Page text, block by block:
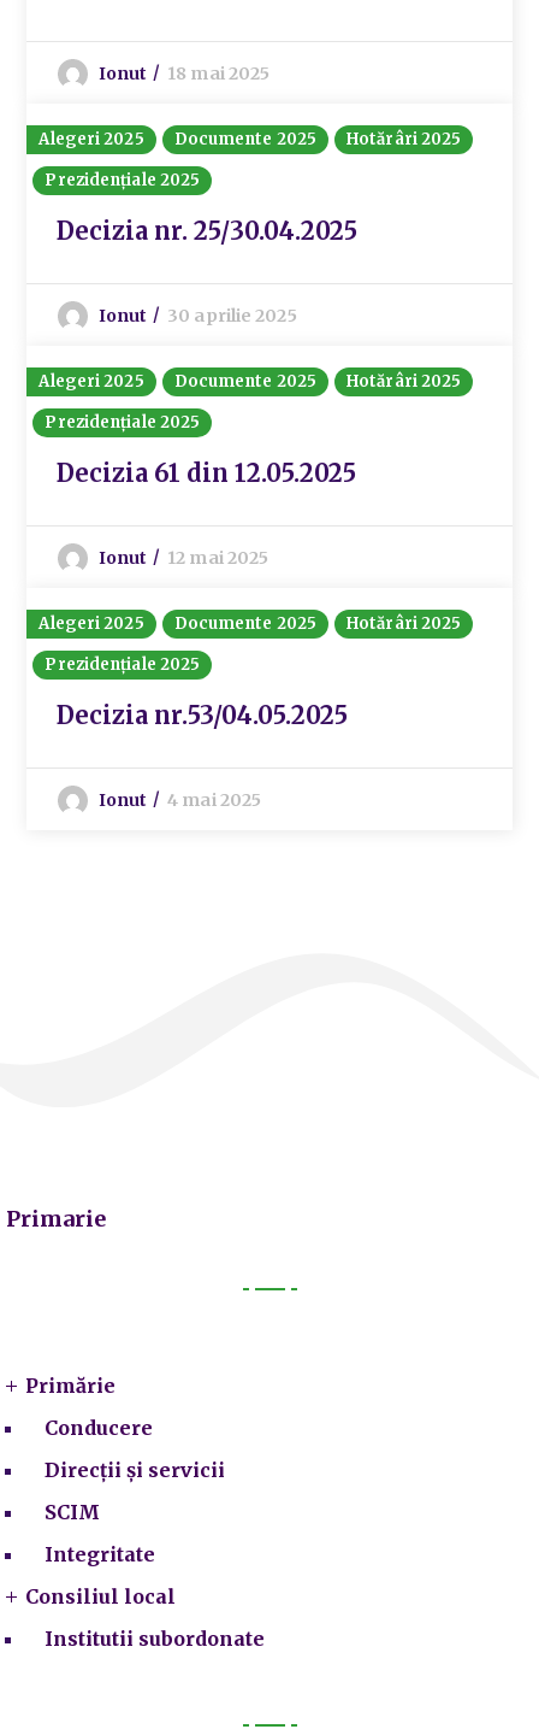
Ionut 18 mai 2025
Alegeri 2025 Documente 2025
Hotărâri 2025
Prezidențiale 2025
Decizia nr. 25/30.04.2025
Ionut 30 aprilie 2025
Alegeri 2025 Documente 2025
Hotărâri 2025
Prezidențiale 2025
Decizia 61 din 12.05.2025
Ionut 12 mai 2025
Alegeri 2025 Documente 2025
Hotărâri 2025
Prezidențiale 2025
Decizia nr.53/04.05.2025
Ionut 4 mai 2025
Primarie
Primărie
Conducere
Direcții și servicii
SCIM
Integritate
Consiliul local
Institutii subordonate